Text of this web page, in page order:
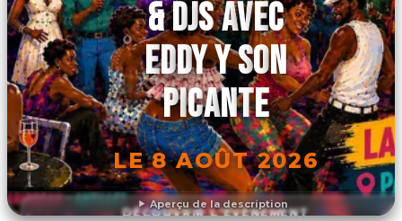
Aperçu de la description
& DJS AVEC
EDDY Y SON
PICANTE
LE 8 AOÛT 2026
DÉCOUVRIR L'ÉVÉNEMENT